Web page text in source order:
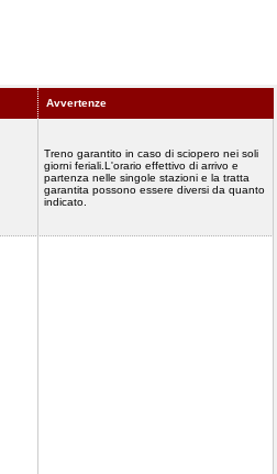
Avvertenze
Treno garantito in caso di sciopero nei soli
giorni feriali.L'orario effettivo di arrivo e
partenza nelle singole stazioni e la tratta
garantita possono essere diversi da quanto
indicato.